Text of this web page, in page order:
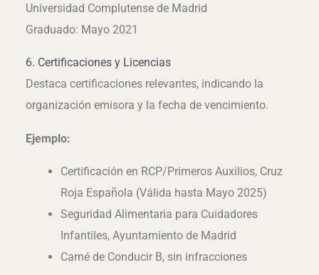
Universidad Complutense de Madrid
Graduado: Mayo 2021
6. Certificaciones y Licencias
Destaca certificaciones relevantes, indicando la
organización emisora y la fecha de vencimiento.
Ejemplo:
Certificación en RCP/Primeros Auxilios, Cruz
Roja Española (Válida hasta Mayo 2025)
Seguridad Alimentaria para Cuidadores
Infantiles, Ayuntamiento de Madrid
Carné de Conducir B, sin infracciones